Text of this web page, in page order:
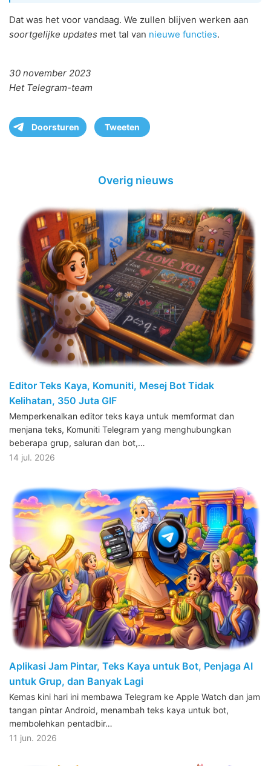
Dat was het voor vandaag. We zullen blijven werken aan
soortgelijke updates met tal van nieuwe functies.
30 november 2023
Het Telegram-team
Doorsturen Tweeten
Overig nieuws
Editor Teks Kaya, Komuniti, Mesej Bot Tidak
Kelihatan, 350 Juta GIF
Memperkenalkan editor teks kaya untuk memformat dan
menjana teks, Komuniti Telegram yang menghubungkan
beberapa grup, saluran dan bot,…
14 jul. 2026
Aplikasi Jam Pintar, Teks Kaya untuk Bot, Penjaga AI
untuk Grup, dan Banyak Lagi
Kemas kini hari ini membawa Telegram ke Apple Watch dan jam
tangan pintar Android, menambah teks kaya untuk bot,
membolehkan pentadbir…
11 jun. 2026